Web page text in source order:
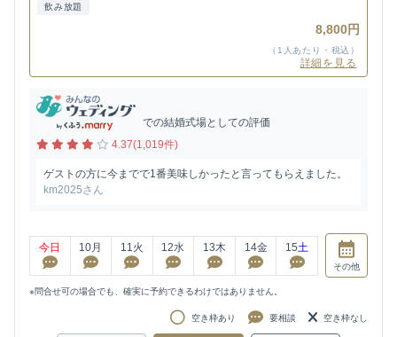
飲み放題
8,800円
（1人あたり・税込）
詳細を見る
での結婚式場としての評価
4.37(1,019件)
ゲストの方に今までで1番美味しかったと言ってもらえました。
km2025さん
今日 10月 11 火 12水 13木 14金 15土
その他
※問合せ可の場合でも、確実に予約できるわけではありません。
空き枠あり 要相談 空き枠なし